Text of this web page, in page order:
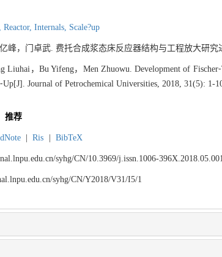
Reactor, Internals, Scale?up
峰，门卓武. 费托合成浆态床反应器结构与工程放大研究
Liuhai，Bu Yifeng，Men Zhuowu. Development of
Journal of Petrochemical Universities, 2018, 31(5): 1-
推荐
| Ris | BibTeX
syhg/CN/10.3969/j.issn.1006-396X.2018.05.001
syhg/CN/Y2018/V31/I5/1